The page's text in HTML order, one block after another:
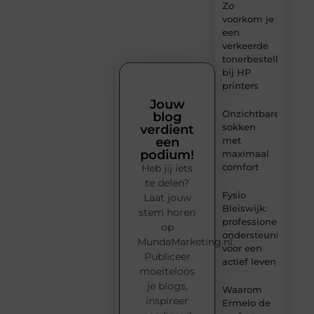
Zo
voorkom je
een
verkeerde
tonerbestelling
bij HP
printers
Onzichtbare
sokken
met
maximaal
comfort
Fysio
Bleiswijk:
professionele
ondersteuning
voor een
actief leven
Waarom
Ermelo de
Jouw
blog
verdient
een
podium!
Heb jij iets
te delen?
Laat jouw
stem horen
op
MundaMarketing.nl.
Publiceer
moeiteloos
je blogs,
inspireer